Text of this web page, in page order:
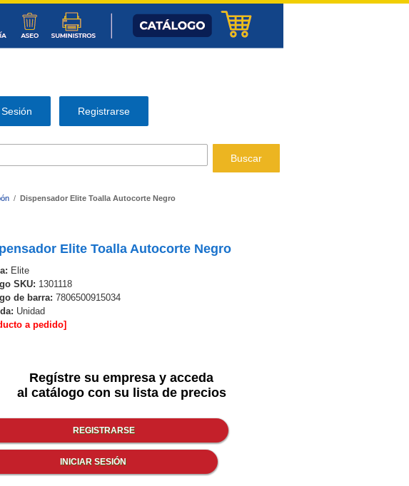
Registrarse
Buscar
/ Dispensador Elite Toalla Autocorte Negro
Elite Toalla Autocorte Negro
Elite
SKU: 1301118
de barra: 7806500915034
Unidad
a pedido]
Regístre su empresa y acceda
al catálogo con su lista de precios